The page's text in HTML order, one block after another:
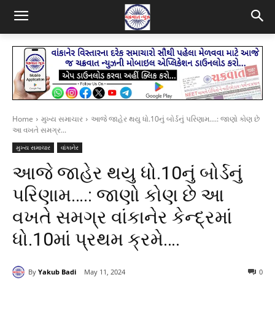
Home મુખ્ય સમાચાર
આજે જાહેર થયુ ધો.10નું બોર્ડનું પરિણામ....: જાણો કોણ છે
આ વખતે સમગ્ર...
મુખ્ય સમાચાર વાંકાનેર
આજે જાહેર થયુ ધો.10નું બોર્ડનું
પરિણામ….: જાણો કોણ છે આ
વખતે સમગ્ર વાંકાનેર કેન્દ્રમાં
ધો.10માં પ્રથમ ક્રમે….
By Yakub Badi May 11, 2024 0